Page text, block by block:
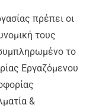
πρέπει οι
τους
το
Εργαζόμενου
&